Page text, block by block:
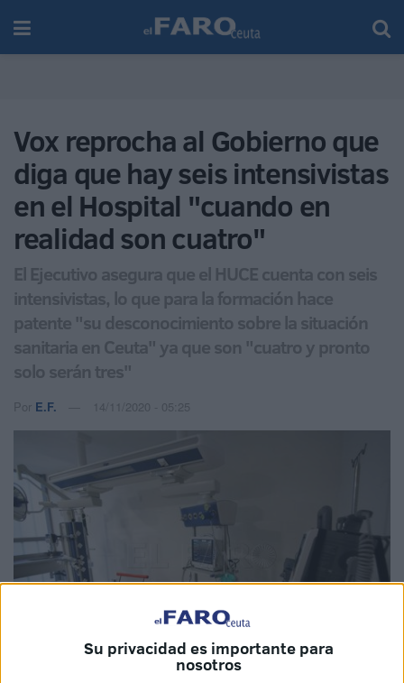
Su privacidad es importante para
nosotros
Vox reprocha al Gobierno que
diga que hay seis intensivistas
en el Hospital "cuando en
realidad son cuatro"
El Ejecutivo asegura que el HUCE cuenta con seis
intensivistas, lo que para la formación hace
patente "su desconocimiento sobre la situación
sanitaria en Ceuta" ya que son "cuatro y pronto
solo serán tres"
Por E.F. 14/11/2020 - 05:25